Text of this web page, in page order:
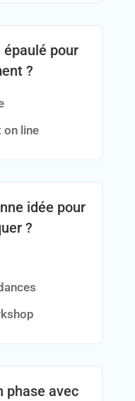
pour
?
on line
idée pour
?
phase avec